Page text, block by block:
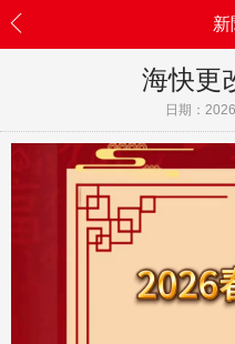
新
海快更
日期：